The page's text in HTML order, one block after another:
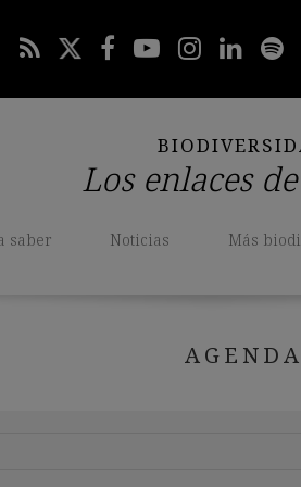
Los enlaces
saber Noticias Más
AGENDA